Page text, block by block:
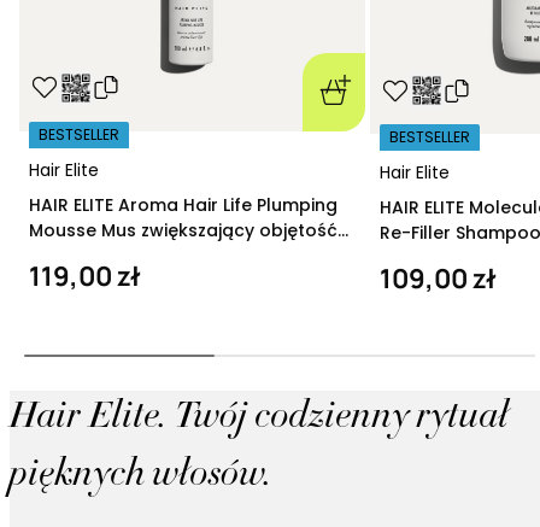
Hair Elite
BESTSELLER
HAIR ELITE Aroma Hair Life Plumping
Mousse Mus zwiększający objętość
119,00 zł
Hair Elite
BESTSELLER
HAIR ELITE
Re-Filler
109,00 zł
Hair Elite. Twój codzienny rytuał
pięknych włosów.